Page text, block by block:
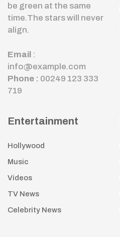
be green at the same
time.The stars will never
align.
Email :
info@example.com
Phone : 00249 123 333
719
Entertainment
Hollywood
Music
Videos
TV News
Celebrity News